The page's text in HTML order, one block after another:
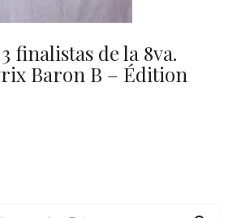
finalistas de la 8va.
Baron B – Édition